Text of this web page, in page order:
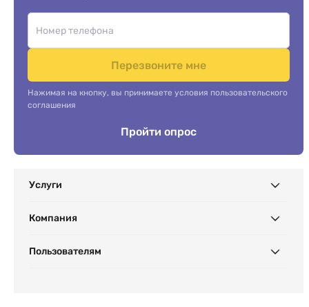
Перезвоните мне
Нажимая на кнопку, вы принимаете условия пользовательского
соглашения
Пройти опрос
Услуги
Компания
Пользователям